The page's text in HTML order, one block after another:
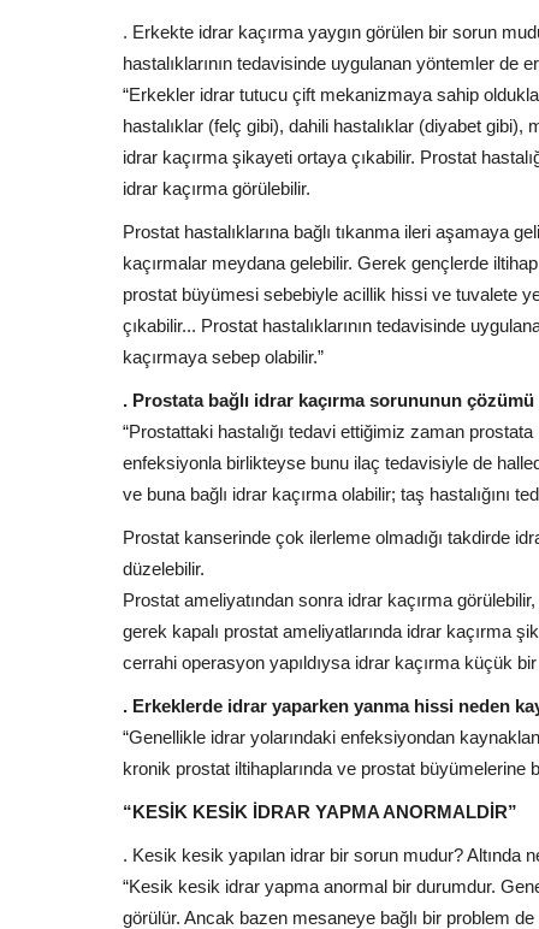
. Erkekte idrar kaçırma yaygın görülen bir sorun
hastalıklarının tedavisinde uygulanan yöntemler de
“Erkekler idrar tutucu çift mekanizmaya sahip
hastalıklar (felç gibi), dahili hastalıklar (diyabet gibi),
idrar kaçırma şikayeti ortaya çıkabilir. Prostat
idrar kaçırma görülebilir.
Prostat hastalıklarına bağlı tıkanma ileri aşamaya
kaçırmalar meydana gelebilir. Gerek gençlerde
prostat büyümesi sebebiyle acillik hissi ve tuvalete
çıkabilir... Prostat hastalıklarının tedavisinde
kaçırmaya sebep olabilir.”
. Prostata bağlı idrar kaçırma sorununun
“Prostattaki hastalığı tedavi ettiğimiz zaman
enfeksiyonla birlikteyse bunu ilaç tedavisiyle de
ve buna bağlı idrar kaçırma olabilir; taş hastalığını
Prostat kanserinde çok ilerleme olmadığı takdirde
düzelebilir.
Prostat ameliyatından sonra idrar kaçırma
gerek kapalı prostat ameliyatlarında idrar kaçırma
cerrahi operasyon yapıldıysa idrar kaçırma küçük
. Erkeklerde idrar yaparken yanma hissi neden
“Genellikle idrar yolarındaki enfeksiyondan
kronik prostat iltihaplarında ve prostat büyümelerine
“KESİK KESİK İDRAR YAPMA ANORMALDİR”
. Kesik kesik yapılan idrar bir sorun mudur? Altında
“Kesik kesik idrar yapma anormal bir durumdur.
görülür. Ancak bazen mesaneye bağlı bir problem